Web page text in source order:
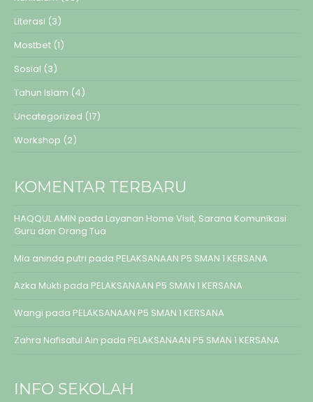
Literasi (3)
Mostbet (1)
Sosial (3)
Tahun Islam (4)
Uncategorized (17)
Workshop (2)
KOMENTAR TERBARU
HAQQUL AMIN pada Layanan Home Visit, Sarana Komunikasi
Guru dan Orang Tua
Mia aninda putri pada PELAKSANAAN P5 SMAN 1 KERSANA
Azka Mukti pada PELAKSANAAN P5 SMAN 1 KERSANA
Wangi pada PELAKSANAAN P5 SMAN 1 KERSANA
Zahra Nafisatul Ain pada PELAKSANAAN P5 SMAN 1 KERSANA
INFO SEKOLAH